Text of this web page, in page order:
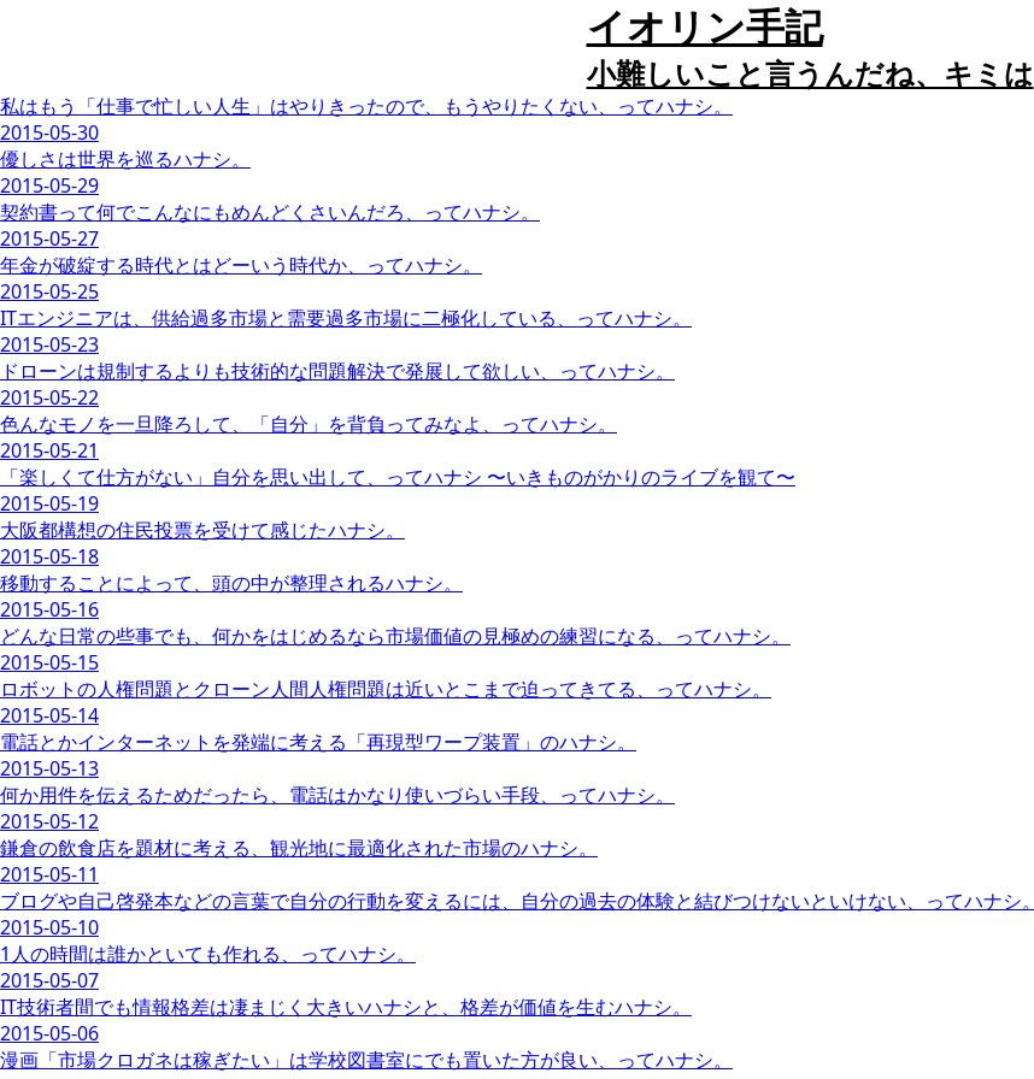
イオリン手記
小難しいこと言うんだね、キミは
私はもう「仕事で忙しい人生」はやりきったので、もうやりたくない、ってハナシ。
2015-05-30
優しさは世界を巡るハナシ。
2015-05-29
契約書って何でこんなにもめんどくさいんだろ、ってハナシ。
2015-05-27
年金が破綻する時代とはどーいう時代か、ってハナシ。
2015-05-25
ITエンジニアは、供給過多市場と需要過多市場に二極化している、ってハナシ。
2015-05-23
ドローンは規制するよりも技術的な問題解決で発展して欲しい、ってハナシ。
2015-05-22
色んなモノを一旦降ろして、「自分」を背負ってみなよ、ってハナシ。
2015-05-21
「楽しくて仕方がない」自分を思い出して、ってハナシ 〜いきものがかりのライブを観て〜
2015-05-19
大阪都構想の住民投票を受けて感じたハナシ。
2015-05-18
移動することによって、頭の中が整理されるハナシ。
2015-05-16
どんな日常の些事でも、何かをはじめるなら市場価値の見極めの練習になる、ってハナシ。
2015-05-15
ロボットの人権問題とクローン人間人権問題は近いとこまで迫ってきてる、ってハナシ。
2015-05-14
電話とかインターネットを発端に考える「再現型ワープ装置」のハナシ。
2015-05-13
何か用件を伝えるためだったら、電話はかなり使いづらい手段、ってハナシ。
2015-05-12
鎌倉の飲食店を題材に考える、観光地に最適化された市場のハナシ。
2015-05-11
ブログや自己啓発本などの言葉で自分の行動を変えるには、自分の過去の体験と結びつけないといけない、ってハナシ。
2015-05-10
1人の時間は誰かといても作れる、ってハナシ。
2015-05-07
IT技術者間でも情報格差は凄まじく大きいハナシと、格差が価値を生むハナシ。
2015-05-06
漫画「市場クロガネは稼ぎたい」は学校図書室にでも置いた方が良い、ってハナシ。